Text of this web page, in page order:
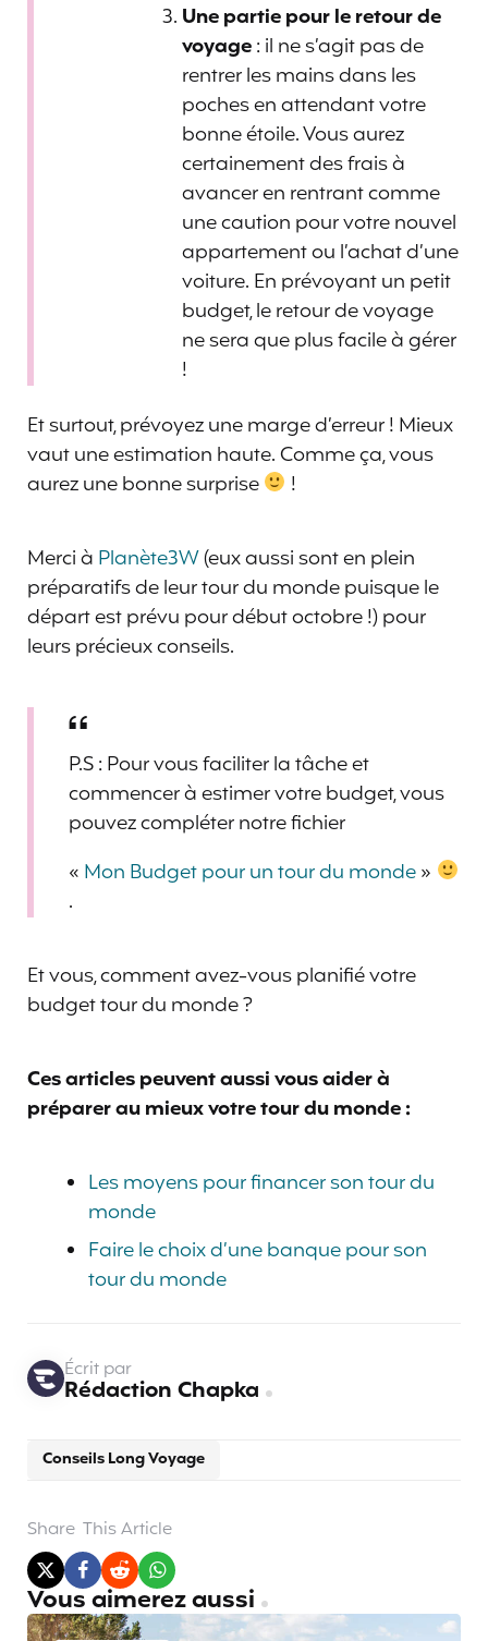
Une partie pour le retour de
voyage: il ne s’agit pas de
rentrer les mains dans les
poches en attendant votre
bonne étoile. Vous aurez
certainement des frais à
avancer en rentrant comme
une caution pour votre nouvel
appartement ou l’achat d’une
voiture. En prévoyant un petit
budget, le retour de voyage
ne sera que plus facile à gérer
!
Et surtout, prévoyez une marge d’erreur ! Mieux
vaut une estimation haute. Comme ça, vous
aurez une bonne surprise
!
Merci à Planète3W(eux aussi sont en plein
préparatifs de leur tour du monde puisque le
départ est prévu pour début octobre !) pour
leurs précieux conseils.
P.S : Pour vous faciliter la tâche et
commencer à estimer votre budget, vous
pouvez compléter notre fichier
« Mon Budget pour un tour du monde»
.
Et vous, comment avez-vous planifié votre
budget tour du monde ?
Ces articles peuvent aussi vous aider à
préparer au mieux votre tour du monde :
Les moyens pour financer son tour du
monde
Faire le choix d’une banque pour son
tour du monde
Conseils Long Voyage
Écrit par
Rédaction Chapka
Share This Article
Vous aimerez aussi